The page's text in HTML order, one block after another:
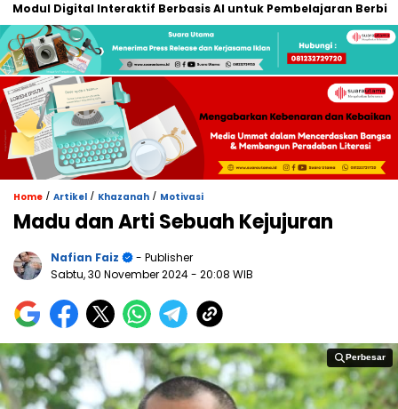
Digital Interaktif Berbasis AI untuk Pembelajaran Berbicara
Home / Artikel / Khazanah / Motivasi
Madu dan Arti Sebuah Kejujuran
Nafian Faiz
- Publisher
Sabtu, 30 November 2024- 20:08 WIB
Perbesar
Perbesar